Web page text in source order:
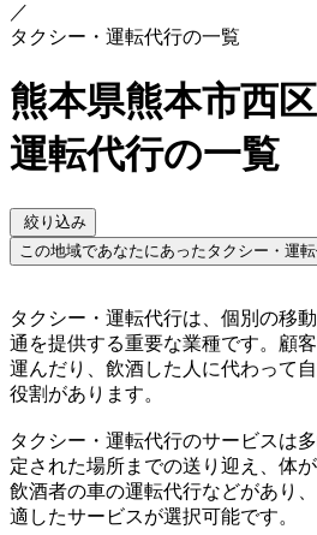
／
タクシー・運転代行の一覧
熊本県熊本市西
運転代行の一覧
絞り込み
この地域であなたにあったタクシー・運
タクシー・運転代行は、個別の移
通を提供する重要な業種です。顧
運んだり、飲酒した人に代わって
役割があります。
タクシー・運転代行のサービスは
定された場所までの送り迎え、体
飲酒者の車の運転代行などがあり
適したサービスが選択可能です。